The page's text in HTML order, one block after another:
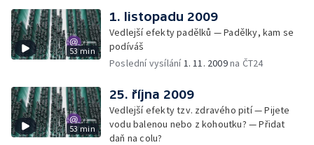
53 min
1. listopadu 2009
Vedlejší efekty padělků — Padělky, kam se
podíváš
Poslední vysílání1. 11. 2009na ČT24
53 min
25. října 2009
Vedlejší efekty tzv. zdravého pití — Pijete
vodu balenou nebo z kohoutku? — Přidat
daň na colu?